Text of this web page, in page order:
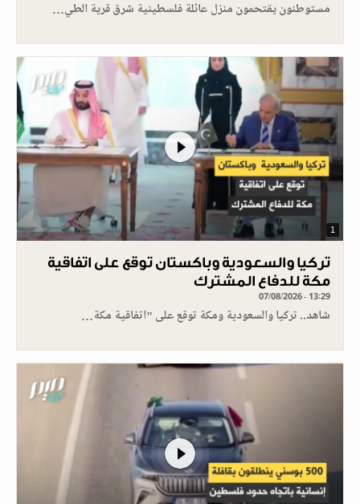
مستوطنون يقتحمون منزل عائلة فلسطينية شرق قرية الطي…
1
تركيا والسعودية وباكستان توقع على اتفاقية
مكة للدفاع المشترك
07/08/2026 - 13:29
شاهد.. تركيا والسعودية ومكة توقع على "اتفاقية مكة…